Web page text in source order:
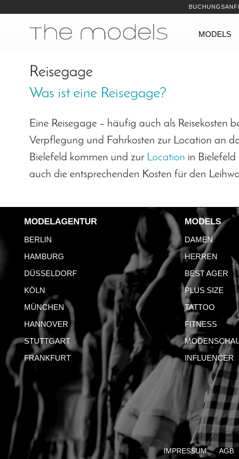
Navigation
MODELS
Reisegage
Was ist eine Reisegage?
Eine Reisegage – häufig auch als
Verpflegung und Fahrkosten zur Location an
Bielefeld kommen und zur Location in
auch die entsprechenden Kosten für den
MODELAGENTUR
BERLIN
HAMBURG
DÜSSELDORF
KÖLN
MÜNCHEN
HANNOVER
STUTTGART
FRANKFURT
MODELS
DAMEN
HERREN
BEST AGER
PLUS SIZE
TATTOO
FITNESS
INFLUENCER
IMPRESSUM AGB